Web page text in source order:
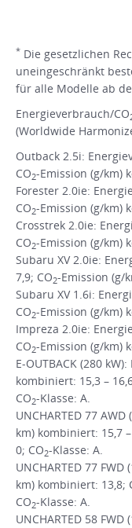
* Die gesetzlichen
uneingeschränkt
für alle Modelle ab
Energieverbrauch/CO
(Worldwide
Outback 2.5i:
CO2-Emission (g/km)
Forester 2.0ie:
CO2-Emission (g/km)
Crosstrek 2.0ie:
CO2-Emission (g/km)
Subaru XV 2.0ie:
7,9; CO2-Emission (g/
Subaru XV 1.6i:
CO2-Emission (g/km)
Impreza 2.0ie:
CO2-Emission (g/km)
E-OUTBACK (280
kombiniert: 15,3 –
CO2-Klasse: A.
UNCHARTED 77
km) kombiniert: 15,7 –
0; CO2-Klasse: A.
UNCHARTED 77
km) kombiniert: 13,8;
CO2-Klasse: A.
UNCHARTED 58